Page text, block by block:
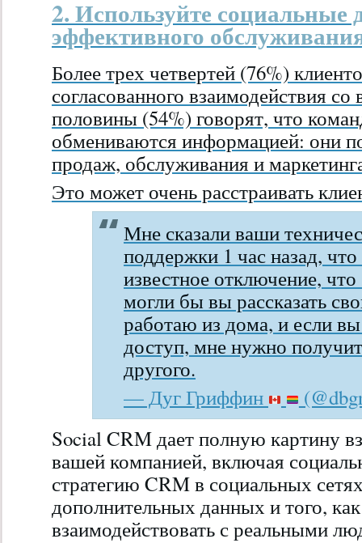
2. Используйте социальные
эффективного
Более трех четвертей (76%)
согласованного взаимодействия
половины (54%) говорят, что
обмениваются информацией: они
продаж, обслуживания и
Это может очень расстраивать
Мне сказали ваши
поддержки 1 час назад,
известное отключение,
могли бы вы рассказать
работаю из дома, и если
доступ, мне нужно
другого.
— Дуг Гриффин
Social CRM дает полную картину
вашей компанией, включая
стратегию CRM в социальных
дополнительных данных и того,
взаимодействовать с реальными